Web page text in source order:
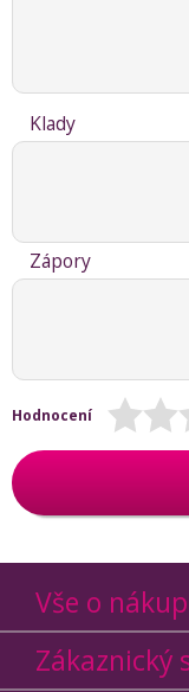
Klady
Zápory
Hodnocení
Vše o
Zákaznický